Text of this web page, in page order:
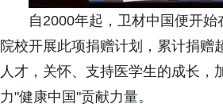
自2000年起，卫材中国便开
院校开展此项捐赠计划，累计捐
人才，关怀、支持医学生的成长
力"健康中国"贡献力量。